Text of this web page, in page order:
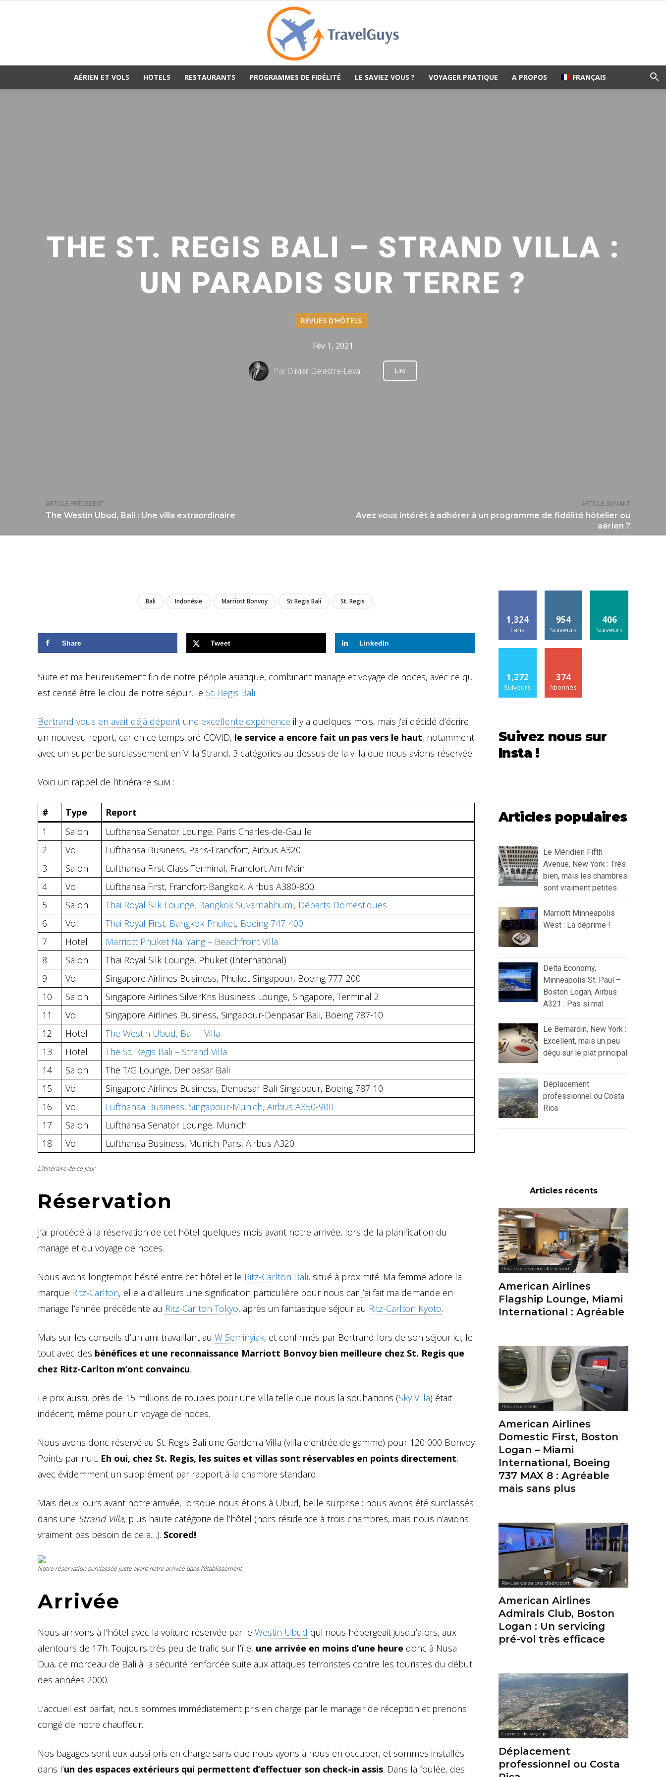
AÉRIEN ET VOLS HOTELS RESTAURANTS PROGRAMMES DE FIDÉLITÉ LE SAVIEZ VOUS ? VOYAGER PRATIQUE A PROPOS FRANÇAIS
ARTICLE PRÉCÉDENT
The Westin Ubud, Bali : Une villa extraordinaire
ARTICLE SUIVANT
Avez vous intérêt à adhérer à un programme de fidélité hôtelier ou
aérien ?
THE ST. REGIS BALI – STRAND VILLA :
UN PARADIS SUR TERRE ?
REVUES D'HÔTELS
Fév 1, 2021
ParOlivier Delestre-Levai Lire
Bali Indonésie Marriott Bonvoy St Regis Bali St. Regis
Share Tweet LinkedIn
Suite et malheureusement fin de notre périple asiatique, combinant mariage et voyage de noces, avec ce qui
est censé être le clou de notre séjour, le St. Regis Bali.
Bertrand vous en avait déjà dépeint une excellente expérience il y a quelques mois, mais j’ai décidé d’écrire
un nouveau report, car en ce temps pré-COVID, le service a encore fait un pas vers le haut, notamment
avec un superbe surclassement en Villa Strand, 3 catégories au dessus de la villa que nous avions réservée.
Voici un rappel de l’itinéraire suivi :
# Type
Report
1
Salon
Lufthansa Senator Lounge, Paris Charles-de-Gaulle
2
Vol
Lufthansa Business, Paris-Francfort, Airbus A320
3
Salon
Lufthansa First Class Terminal, Francfort Am-Main
4
Vol
Lufthansa First, Francfort-Bangkok, Airbus A380-800
5
Salon
Thai Royal Silk Lounge, Bangkok Suvarnabhumi, Départs Domestiques
6
Vol
Thai Royal First, Bangkok-Phuket, Boeing 747-400
7
Hotel
Marriott Phuket Nai Yang – Beachfront Villa
8
Salon
Thai Royal Silk Lounge, Phuket (International)
9
Vol
Singapore Airlines Business, Phuket-Singapour, Boeing 777-200
10
Salon
Singapore Airlines SilverKris Business Lounge, Singapore, Terminal 2
11
Vol
Singapore Airlines Business, Singapour-Denpasar Bali, Boeing 787-10
12
Hotel
The Westin Ubud, Bali – Villa
13
Hotel
The St. Regis Bali – Strand Villa
14
Salon
The T/G Lounge, Denpasar Bali
15
Vol
Singapore Airlines Business, Denpasar Bali-Singapour, Boeing 787-10
16
Vol
Lufthansa Business, Singapour-Munich, Airbus A350-900
17
Salon
Lufthansa Senator Lounge, Munich
18
Vol Lufthansa Business, Munich-Paris, Airbus A320
L’itinéraire de ce jour
Réservation
J’ai procédé à la réservation de cet hôtel quelques mois avant notre arrivée, lors de la planification du
mariage et du voyage de noces.
Nous avons longtemps hésité entre cet hôtel et le Ritz-Carlton Bali, situé à proximité. Ma femme adore la
marque Ritz-Carlton, elle a d’ailleurs une signification particulière pour nous car j’ai fait ma demande en
mariage l’année précédente au Ritz-Carlton Tokyo, après un fantastique séjour au Ritz-Carlton Kyoto.
Mais sur les conseils d’un ami travaillant au W Seminyiak, et confirmés par Bertrand lors de son séjour ici, le
tout avec des bénéfices et une reconnaissance Marriott Bonvoy bien meilleure chez St. Regis que
chez Ritz-Carlton m’ont convaincu.
Le prix aussi, près de 15 millions de roupies pour une villa telle que nous la souhaitions (Sky Villa) était
indécent, même pour un voyage de noces.
Nous avons donc réservé au St. Regis Bali une Gardenia Villa (villa d’entrée de gamme) pour 120 000 Bonvoy
Points par nuit. Eh oui, chez St. Regis, les suites et villas sont réservables en points directement,
avec évidemment un supplément par rapport à la chambre standard.
Mais deux jours avant notre arrivée, lorsque nous étions à Ubud, belle surprise : nous avons été surclassés
dans une Strand Villa, plus haute catégorie de l’hôtel (hors résidence à trois chambres, mais nous n’avions
vraiment pas besoin de cela…). Scored!
Notre réservation surclassée juste avant notre arrivée dans l’établissement
Arrivée
Nous arrivons à l’hôtel avec la voiture réservée par le Westin Ubud qui nous hébergeait jusqu’alors, aux
alentours de 17h. Toujours très peu de trafic sur l’île, une arrivée en moins d’une heure donc à Nusa
Dua, ce morceau de Bali à la sécurité renforcée suite aux attaques terroristes contre les touristes du début
des années 2000.
L’accueil est parfait, nous sommes immédiatement pris en charge par le manager de réception et prenons
congé de notre chauffeur.
Nos bagages sont eux aussi pris en charge sans que nous ayons à nous en occuper, et sommes installés
dans l’un des espaces extérieurs qui permettent d’effectuer son check-in assis. Dans la foulée, des
1,324
Fans
954
Suiveurs
406
Suiveurs
1,272
Suiveurs
374
Abonnés
Suivez nous sur
Insta !
Articles populaires
Le Méridien Fifth
Avenue, New York : Très
bien, mais les chambres
sont vraiment petites
Marriott Minneapolis
West : La déprime !
Delta Economy,
Minneapolis St. Paul –
Boston Logan, Airbus
A321 : Pas si mal
Le Bernardin, New York :
Excellent, mais un peu
déçu sur le plat principal
Déplacement
professionnel ou Costa
Rica
Articles récents
Revues de salons d'aéroport
American Airlines
Flagship Lounge, Miami
International : Agréable
Revues de vols
American Airlines
Domestic First, Boston
Logan – Miami
International, Boeing
737 MAX 8 : Agréable
mais sans plus
Revues de salons d'aéroport
American Airlines
Admirals Club, Boston
Logan : Un servicing
pré-vol très efficace
Carnets de voyage
Déplacement
professionnel ou Costa